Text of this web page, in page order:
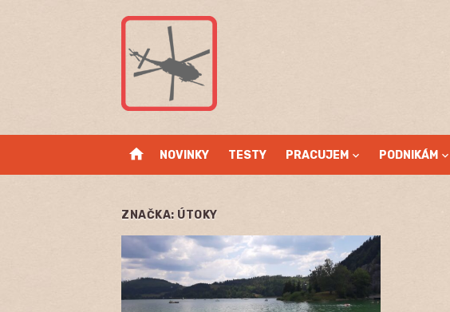
home NOVINKY TESTY PRACUJEM PODNIKÁM
ZNAČKA: ÚTOKY